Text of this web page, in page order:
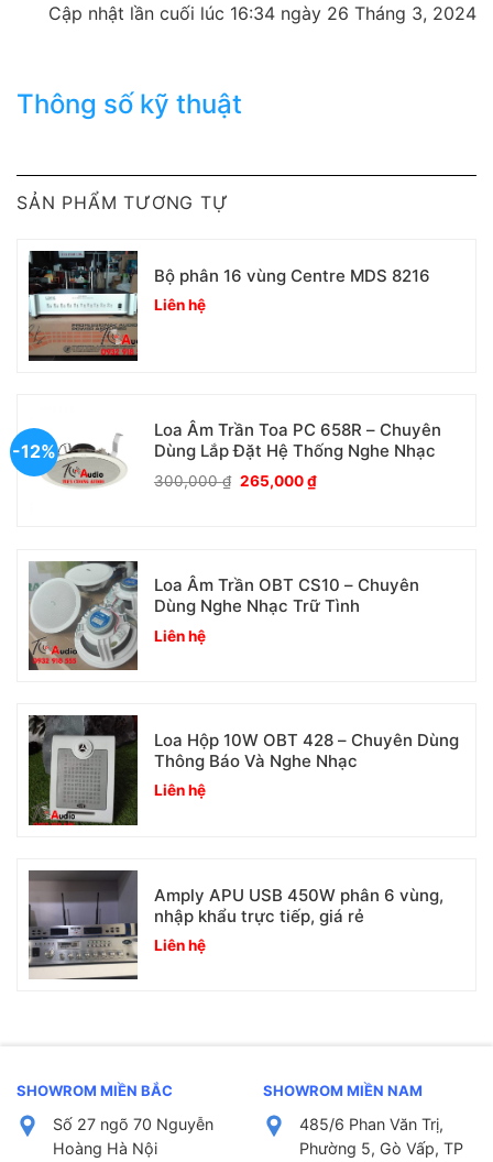
Cập nhật lần cuối lúc 16:34 ngày 26 Tháng 3, 2024
Thông số kỹ thuật
SẢN PHẨM TƯƠNG TỰ
Bộ phân 16 vùng Centre MDS 8216
Liên hệ
-12%
Loa Âm Trần Toa PC 658R – Chuyên
Dùng Lắp Đặt Hệ Thống Nghe Nhạc
300,000₫ Giá
265,000₫Giá
hiện
Loa Âm Trần OBT CS10 – Chuyên
Dùng Nghe Nhạc Trữ Tình
Liên hệ
Loa Hộp 10W OBT 428 – Chuyên Dùng
Thông Báo Và Nghe Nhạc
Liên hệ
Amply APU USB 450W phân 6 vùng,
nhập khẩu trực tiếp, giá rẻ
Liên hệ
SHOWROM MIỀN BẮC
Số 27 ngõ 70 Nguyễn
Hoàng Hà Nội
SHOWROM MIỀN NAM
485/6 Phan Văn Trị,
Phường 5, Gò Vấp, TP